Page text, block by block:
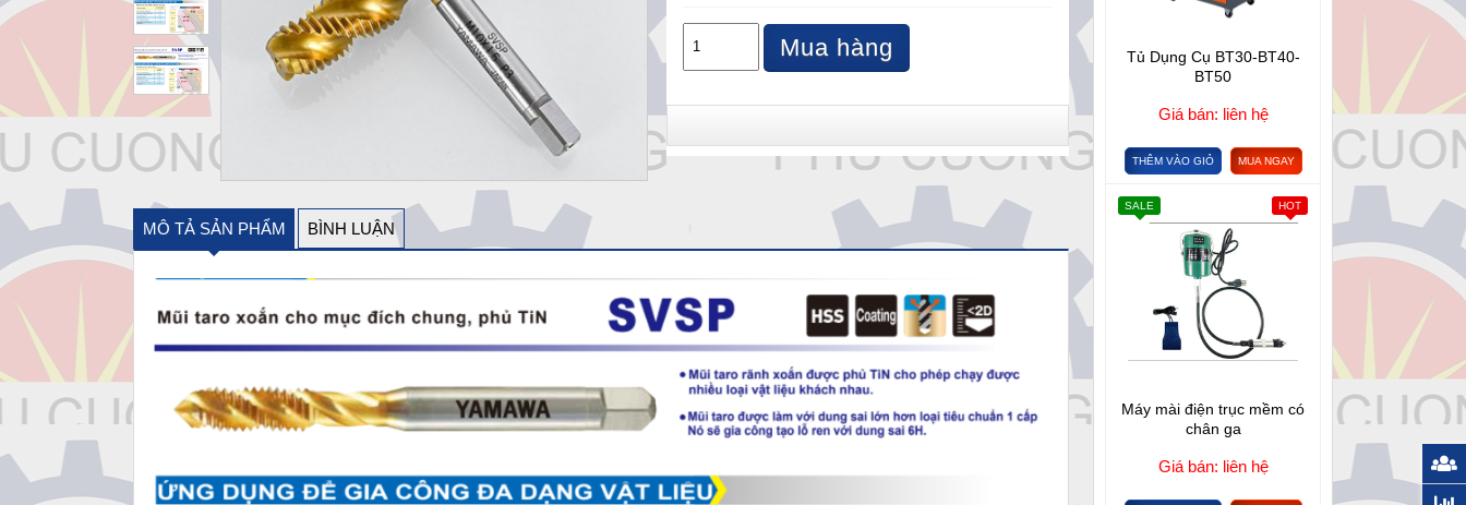
Mua hàng
MÔ TẢ SẢN PHẨM BÌNH LUẬN
Tủ Dụng Cụ BT30-BT40-
BT50
Giá bán: liên hệ
THÊM VÀO GIỎ MUA NGAY
HOT
SALE
Máy mài điện trục mềm có
chân ga
Giá bán: liên hệ